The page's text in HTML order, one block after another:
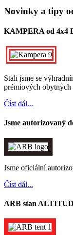
Novinky a tipy
KAMPERA od 4x4
Stali jsme se
prémiových
Číst dál...
Jsme autorizovaný
Jsme oficiální
Číst dál...
ARB stan